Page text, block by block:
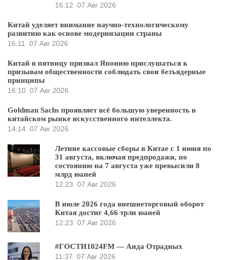
16:12 07 Авг 2026
Китай уделяет внимание научно-технологическому
развитию как основе модернизации страны
16:11
07 Авг 2026
Китай в пятницу призвал Японию прислушаться к
призывам общественности соблюдать свои безъядерные
принципы
16:10 07 Авг 2026
Goldman Sachs проявляет всё большую уверенность в
китайском рынке искусственного интеллекта.
14:14 07 Авг 2026
Летние кассовые сборы в Китае с 1 июня по
31 августа, включая предпродажи, по
состоянию на 7 августа уже превысили 8
млрд юаней
12:23 07 Авг 2026
В июле 2026 года внешнеторговый оборот
Китая достиг 4,66 трлн юаней
12:23 07 Авг 2026
#ГОСТИ1024FM — Аида Отрадных
11:37 07 Авг 2026